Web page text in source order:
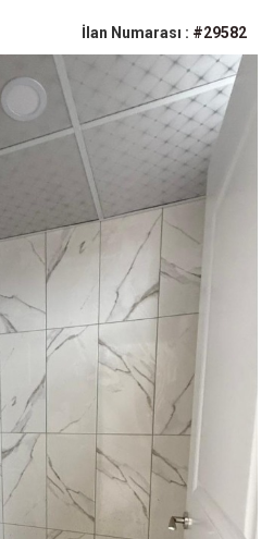
İlan Numarası : #29582